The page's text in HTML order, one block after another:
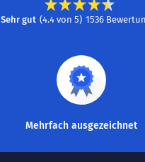
Sehr gut (4.4 von 5) 1536
Mehrfach ausgezeichnet